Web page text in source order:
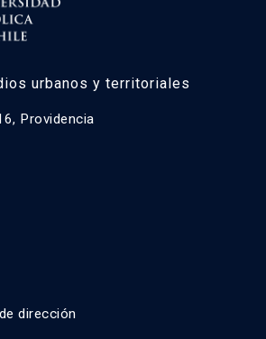
urbanos y territoriales
Providencia
dirección